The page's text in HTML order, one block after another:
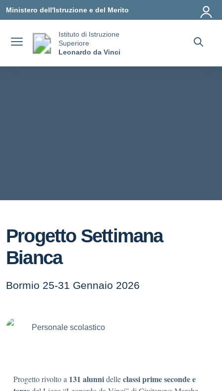
Ministero dell'Istruzione e del Merito
Istituto di Istruzione
Superiore
Leonardo da Vinci
Progetto Settimana
Bianca
Bormio 25-31 Gennaio 2026
Personale scolastico
Progetto rivolto a 131 alunnidelleclassi prime seconde e